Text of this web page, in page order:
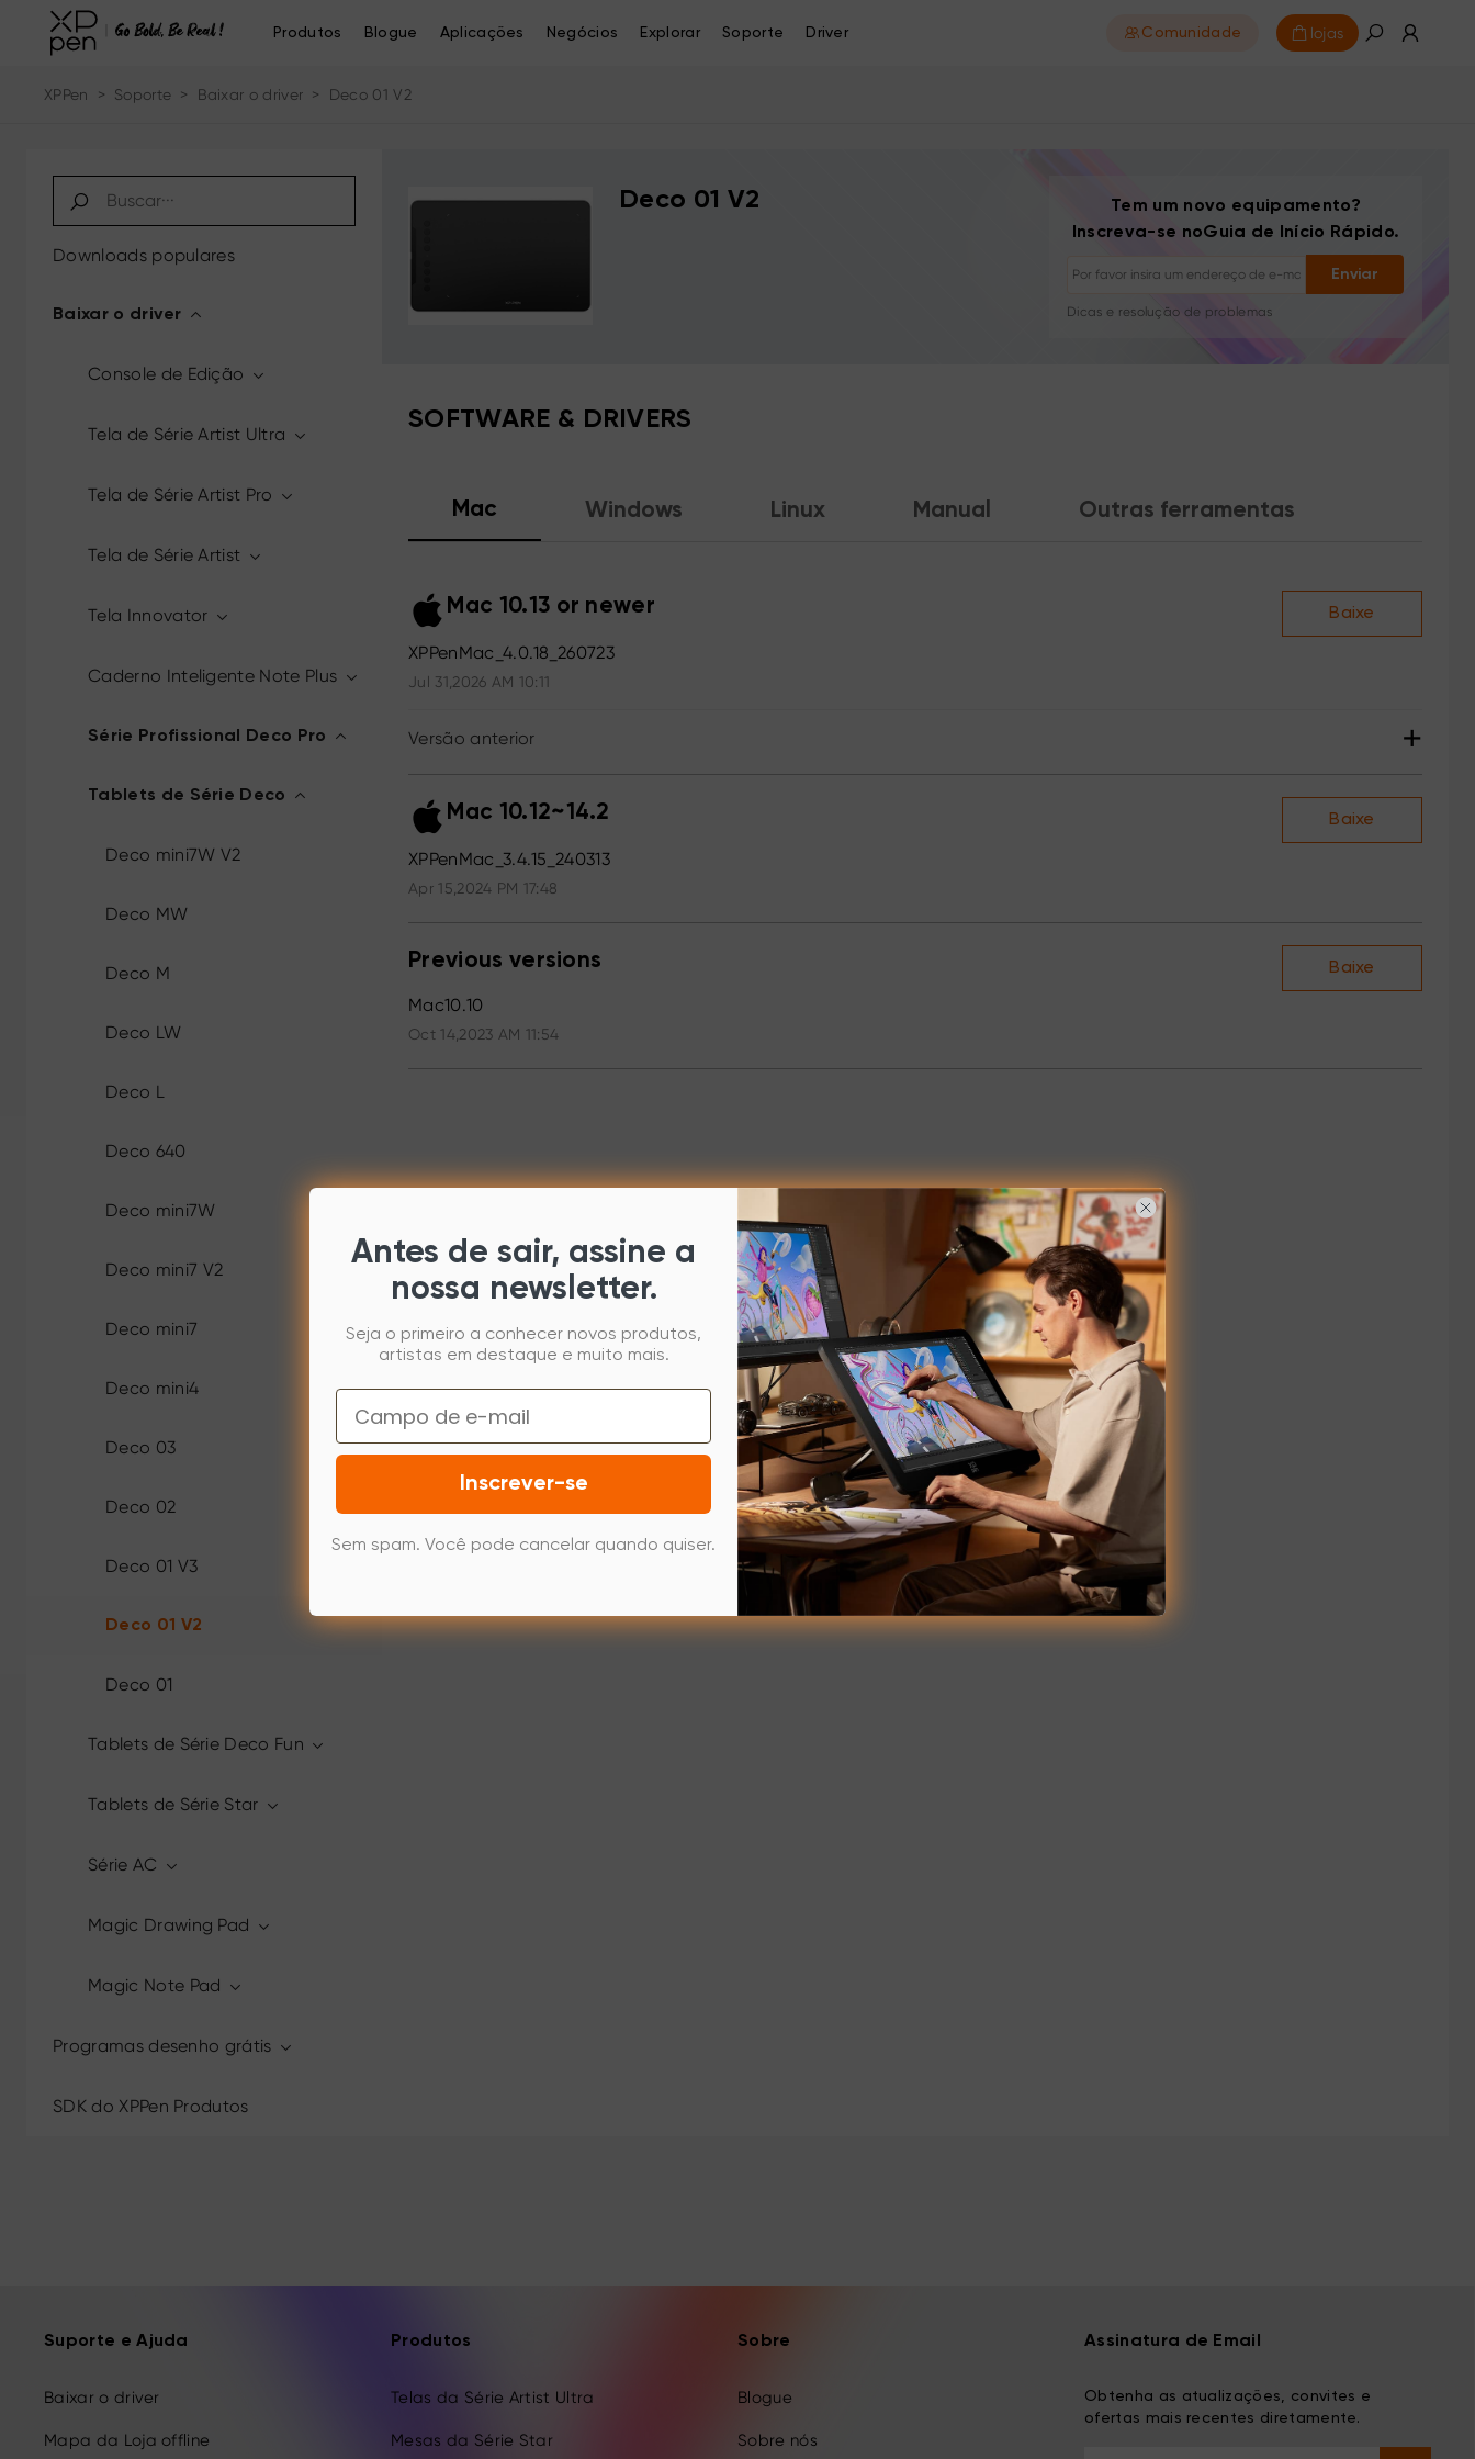
Produtos Blogue Aplicações Negócios Explorar Soporte Driver Comunidade lojas
XPPen > Soporte > Baixar o driver > Deco 01 V2
Downloads populares
Baixar o driver
Console de Edição
Tela de Série Artist Ultra
Tela de Série Artist Pro
Tela de Série Artist
Tela Innovator
Caderno Inteligente Note Plus
Série Profissional Deco Pro
Tablets de Série Deco
Deco mini7W V2
Deco MW
Deco M
Deco LW
Deco L
Deco 640
Deco mini7W
Deco mini7 V2
Deco mini7
Deco mini4
Deco 03
Deco 02
Deco 01 V3
Deco 01 V2
Deco 01
Tablets de Série Deco Fun
Tablets de Série Star
Série AC
Magic Drawing Pad
Magic Note Pad
Programas desenho grátis
SDK do XPPen Produtos
Deco 01 V2
Tem um novo equipamento?
Inscreva-se noGuia de Início Rápido.
Enviar
Cancelar inscrição: Um clique a qualquer momento
Dicas e resolução de problemas
Histórias de artistas e inspiração
SOFTWARE & DRIVERS
Mac Windows Linux Manual Outras ferramentas
Mac 10.13 or newer
XPPenMac_4.0.18_260723
Jul 31,2026 AM 10:11
Baixe
Versão anterior +
Mac 10.12~14.2
XPPenMac_3.4.15_240313
Apr 15,2024 PM 17:48
Baixe
Previous versions
Mac10.10
Oct 14,2023 AM 11:54
Baixe
Suporte e Ajuda
Baixar o driver
Mapa da Loja offline
Produtos
Telas da Série Artist Ultra
Mesas da Série Star
Sobre
Blogue
Sobre nós
Assinatura de Email
Obtenha as atualizações, convites e
ofertas mais recentes diretamente.
Antes de sair, assine a
nossa newsletter.
Seja o primeiro a conhecer novos produtos,
artistas em destaque e muito mais.
Email
Inscrever-se
Sem spam. Você pode cancelar quando quiser.